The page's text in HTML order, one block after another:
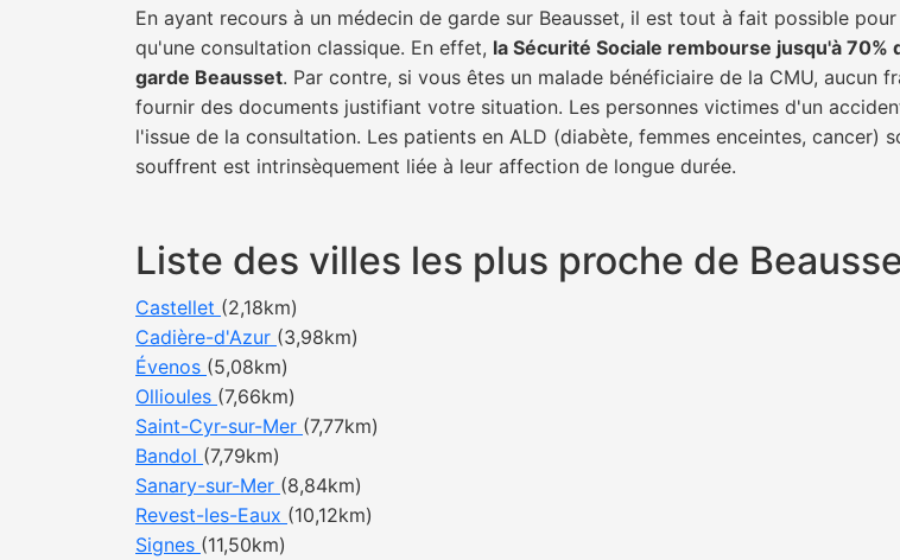
En ayant recours à un médecin de garde sur Beausset, il est tout à fait possible
qu'une consultation classique. En effet, la Sécurité Sociale rembourse jusqu'à
garde Beausset. Par contre, si vous êtes un malade bénéficiaire de la CMU,
fournir des documents justifiant votre situation. Les personnes victimes d'un
l'issue de la consultation. Les patients en ALD (diabète, femmes enceintes,
souffrent est intrinsèquement liée à leur affection de longue durée.
Liste des villes les plus proche de
Castellet (2,18km)
Cadière-d'Azur (3,98km)
Évenos (5,08km)
Ollioules (7,66km)
Saint-Cyr-sur-Mer (7,77km)
Bandol (7,79km)
Sanary-sur-Mer (8,84km)
Revest-les-Eaux (10,12km)
Signes (11,50km)